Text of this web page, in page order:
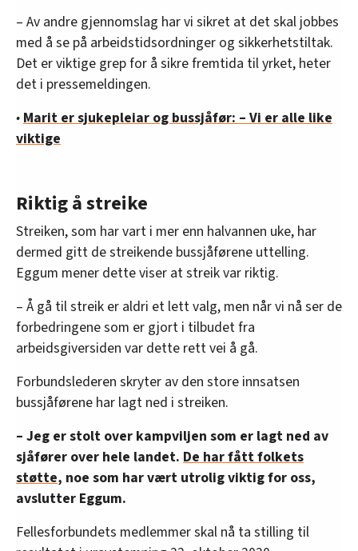
– Av andre gjennomslag har vi sikret at det skal jobbes
med å se på arbeidstidsordninger og sikkerhetstiltak.
Det er viktige grep for å sikre fremtida til yrket, heter
det i pressemeldingen.
•Marit er sjukepleiar og bussjåfør: – Vi er alle like
viktige
Riktig å streike
Streiken, som har vart i mer enn halvannen uke, har
dermed gitt de streikende bussjåførene uttelling.
Eggum mener dette viser at streik var riktig.
– Å gå til streik er aldri et lett valg, men når vi nå ser de
forbedringene som er gjort i tilbudet fra
arbeidsgiversiden var dette rett vei å gå.
Forbundslederen skryter av den store innsatsen
bussjåførene har lagt ned i streiken.
– Jeg er stolt over kampviljen som er lagt ned av
sjåfører over hele landet. De har fått folkets
støtte, noe som har vært utrolig viktig for oss,
avslutter Eggum.
Fellesforbundets medlemmer skal nå ta stilling til